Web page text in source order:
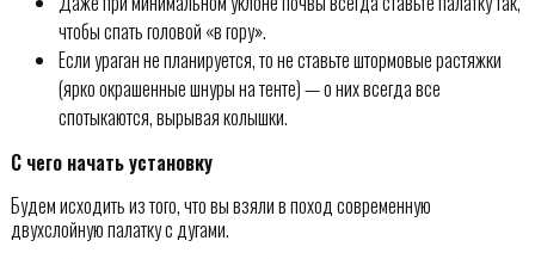
чтобы спать головой «в гору».
Если ураган не планируется, то не ставьте штормовые растяжки
(ярко окрашенные шнуры на тенте) — о них всегда все
спотыкаются, вырывая колышки.
С чего начать установку
Будем исходить из того, что вы взяли в поход современную
двухслойную палатку с дугами.